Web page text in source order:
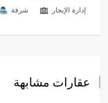
إدارة الإيجار
شرفة
عقارات مشابهة